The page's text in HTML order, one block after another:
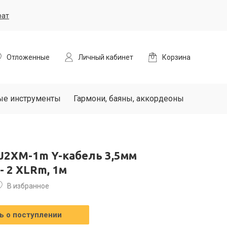
Отложенные Личный кабинет Корзина
инструменты Гармони, баяны, аккордеоны
1m Y-кабель 3,5мм
XLRm, 1м
В избранное
о поступлении